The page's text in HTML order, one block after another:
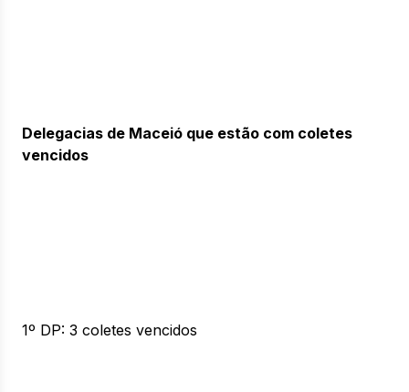
Delegacias de Maceió que estão com coletes
vencidos
1º DP: 3 coletes vencidos